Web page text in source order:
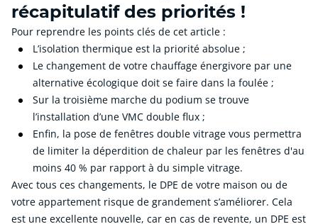
récapitulatif des priorités !
Pour reprendre les points clés de cet article :
L’isolation thermique est la priorité absolue ;
Le changement de votre chauffage énergivore par une
alternative écologique doit se faire dans la foulée ;
Sur la troisième marche du podium se trouve
l’installation d’une VMC double flux ;
Enfin, la pose de fenêtres double vitrage vous permettra
de limiter la déperdition de chaleur par les fenêtres d'au
moins 40 % par rapport à du simple vitrage.
Avec tous ces changements, le DPE de votre maison ou de
votre appartement risque de grandement s’améliorer. Cela
est une excellente nouvelle, car en cas de revente, un DPE est